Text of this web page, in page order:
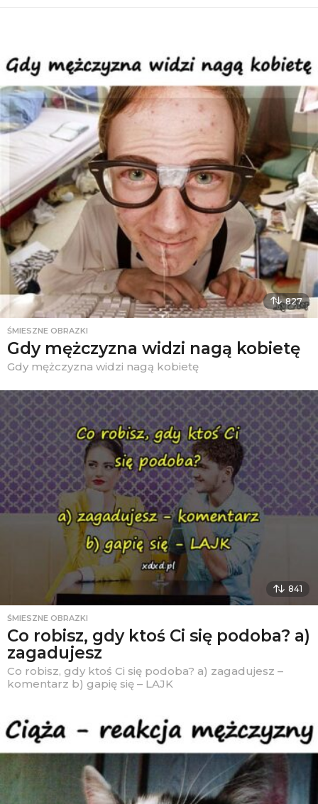
827
ŚMIESZNE OBRAZKI
Gdy mężczyzna widzi nagą kobietę
Gdy mężczyzna widzi nagą kobietę
841
ŚMIESZNE OBRAZKI
Co robisz, gdy ktoś Ci się podoba? a)
zagadujesz
Co robisz, gdy ktoś Ci się podoba? a) zagadujesz –
komentarz b) gapię się – LAJK